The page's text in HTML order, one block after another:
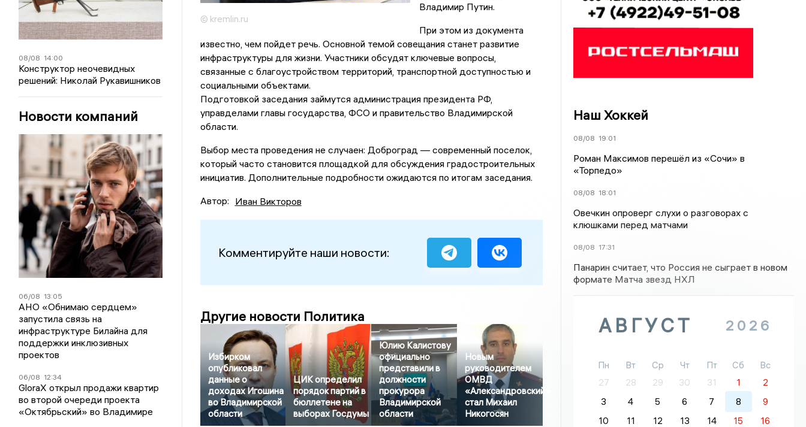
08/08 14:00
Конструктор неочевидных
решений: Николай Рукавишников
Новости компаний
06/08 13:05
АНО «Обнимаю сердцем»
запустила связь на
инфраструктуре Билайна для
поддержки инклюзивных
проектов
06/08 12:34
GloraX открыл продажи квартир
во второй очереди проекта
«Октябрьский» во Владимире
© kremlin.ru
Владимир Путин.
При этом из документа
известно, чем пойдет речь. Основной темой совещания станет развитие
инфраструктуры для жизни. Участники обсудят ключевые вопросы,
связанные с благоустройством территорий, транспортной доступностью и
социальными объектами.
Подготовкой заседания займутся администрация президента РФ,
управделами главы государства, ФСО и правительство Владимирской
области.
Выбор места проведения не случаен: Доброград — современный поселок,
который часто становится площадкой для обсуждения градостроительных
инициатив. Дополнительные подробности ожидаются по итогам заседания.
Автор: Иван Викторов
Комментируйте наши новости:
Другие новости Политика
Избирком
опубликовал
данные о
доходах Игошина
во Владимирской
области
ЦИК определил
порядок партий в
бюллетене на
выборах Госдумы
Юлию Калистову
официально
представили в
должности
прокурора
Владимирской
области
Новым
руководителем
ОМВД
«Александровский»
стал Михаил
Никогосян
Наш Хоккей
08/08 19:01
Роман Максимов перешёл из «Сочи» в
«Торпедо»
08/08 18:01
Овечкин опроверг слухи о разговорах с
клюшками перед матчами
08/08 17:31
Панарин считает, что Россия не сыграет в новом
формате Матча звезд НХЛ
АВГУСТ 2026
Пн Вт Ср Чт Пт Сб
Вс
27
28 29 30 31 1
2
3
4 5 6 7 8
9
10
11 12 13 14 15
16